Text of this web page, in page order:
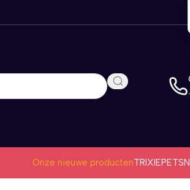
Onze nieuwe productenTRIXIE